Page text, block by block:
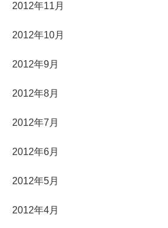
2012年11月
2012年10月
2012年9月
2012年8月
2012年7月
2012年6月
2012年5月
2012年4月